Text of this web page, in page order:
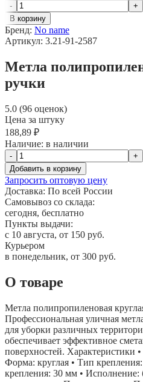
-
+
В корзину
Бренд: No name
Артикул: 3.21-91-2587
Метла
ручки
5.0 (96 оценок)
Цена за штуку
188,89 ₽
Наличие: в наличии
-
+
Добавить в корзину
Запросить оптовую цену
Доставка: По всей России
Самовывоз со склада:
сегодня, бесплатно
Пункты выдачи:
c 10 августа, от 150 руб.
Курьером
в понедельник, от 300 руб.
О товаре
Метла полипропиленовая
Профессиональная уличная
для уборки различных
обеспечивает эффективное
поверхностей. Характеристики
Форма: круглая • Тип
крепления: 30 мм • Исполнение: